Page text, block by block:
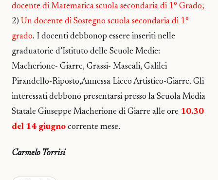
docente di Matematica scuola secondaria di 1° Grado;
2) Un docente di Sostegno scuola secondaria di 1°
grado. I docenti debbonop essere inseriti nelle
graduatorie d’Istituto delle Scuole Medie:
Macherione- Giarre, Grassi- Mascali, Galilei
Pirandello-Riposto,Annessa Liceo Artistico-Giarre. Gli
interessati debbono presentarsi presso la Scuola Media
Statale Giuseppe Macherione di Giarre alle ore 10.30
del 14 giugno corrente mese.
Carmelo Torrisi